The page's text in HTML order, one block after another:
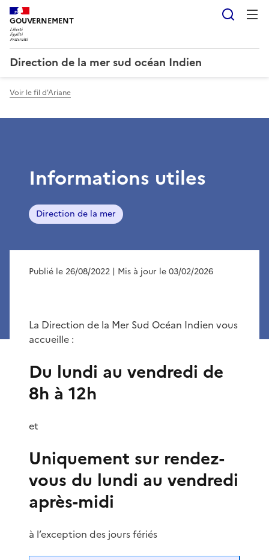
GOUVERNEMENT
Direction de la mer sud océan Indien
Voir le fil d'Ariane
Informations utiles
Direction de la mer
Publié le 26/08/2022 | Mis à jour le 03/02/2026
La Direction de la Mer Sud Océan Indien vous
accueille :
Du lundi au vendredi de
8h à 12h
et
Uniquement sur rendez-
vous du lundi au vendredi
après-midi
à l’exception des jours fériés